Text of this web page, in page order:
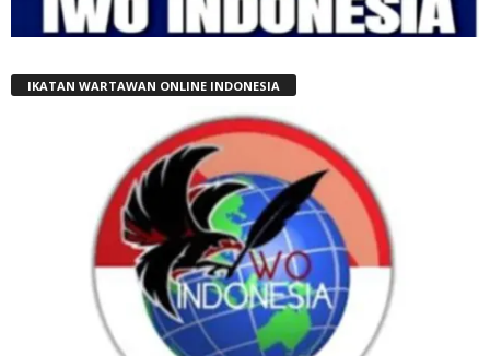
IKATAN WARTAWAN ONLINE INDONESIA